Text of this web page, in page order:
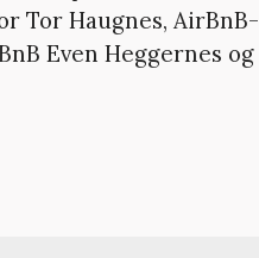
Tor Haugnes, AirBnB-
Even Heggernes og